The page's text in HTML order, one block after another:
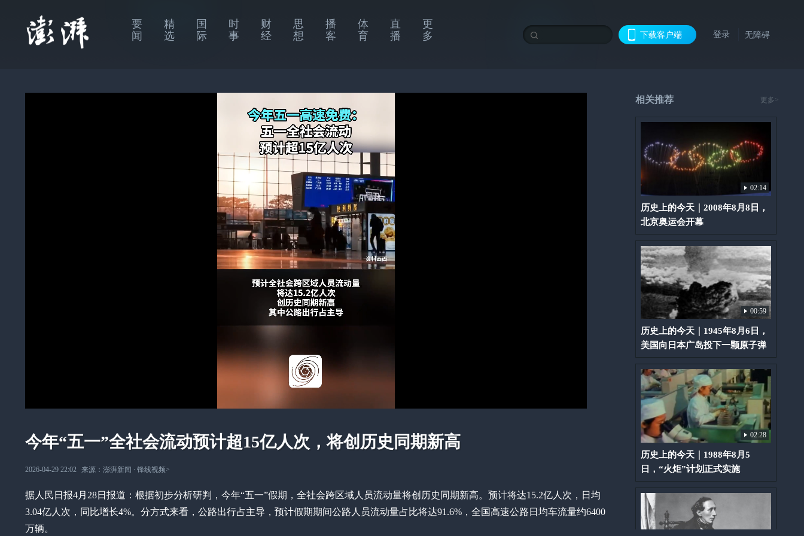
要
闻
精
选
国
际
时
事
财
经
思
想
播
客
体
育
直
播
更
多
下载客户端 登录 无障碍
今年“五一”全社会流动预计超15亿人次，将创历史同期新高
2026-04-29 22:02 来源： 澎湃新闻 ∙ 锋线视频>
据人民日报4月28日报道：根据初步分析研判，今年“五一”假期，全社会跨区域人员流动量将创历史同期新高。预计将达15.2亿人次，日均
3.04亿人次，同比增长4%。分方式来看，公路出行占主导，预计假期期间公路人员流动量占比将达91.6%，全国高速公路日均车流量约6400
万辆。
相关推荐 更多>
02:14
历史上的今天｜2008年8月8日，
北京奥运会开幕
00:59
历史上的今天｜1945年8月6日，
美国向日本广岛投下一颗原子弹
02:28
历史上的今天｜1988年8月5
日，“火炬”计划正式实施